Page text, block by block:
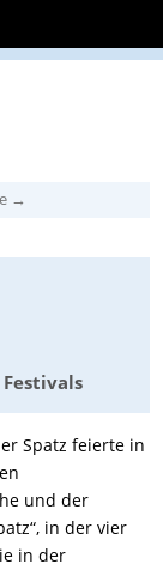
Spatz feierte in
und der
in der vier
in der